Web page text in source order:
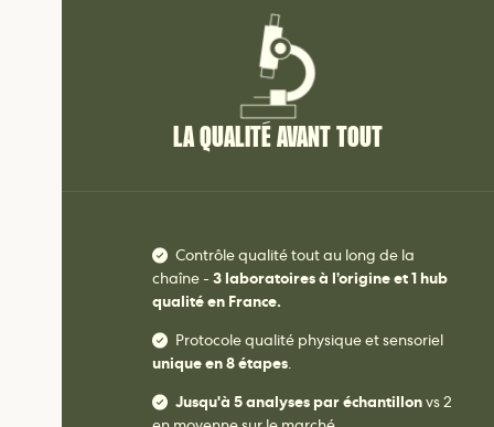
LA QUALITÉ AVANT TOUT
Contrôle qualité tout au long de la
chaîne - 3 laboratoires à l’origine et 1 hub
qualité en France.
Protocole qualité physique et sensoriel
unique en 8 étapes.
Jusqu'à 5 analyses par échantillon vs 2